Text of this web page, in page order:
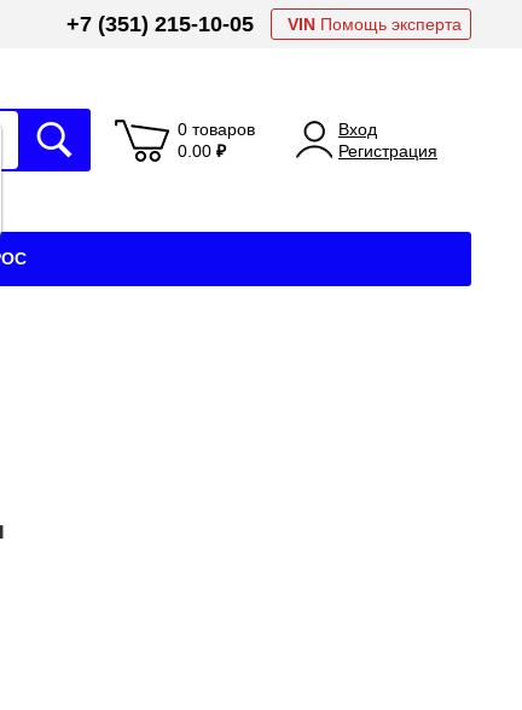
+7 (351) 215-10-05 VIN Помощь эксперта
0 товаров
0.00 ₽
Вход
Регистрация